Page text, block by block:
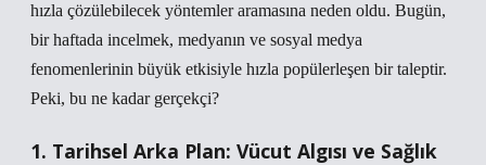
hızla çözülebilecek yöntemler aramasına neden oldu. Bugün,
bir haftada incelmek, medyanın ve sosyal medya
fenomenlerinin büyük etkisiyle hızla popülerleşen bir taleptir.
Peki, bu ne kadar gerçekçi?
1. Tarihsel Arka Plan: Vücut Algısı ve Sağlık